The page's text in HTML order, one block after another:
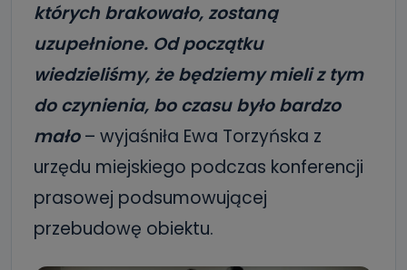
których brakowało, zostaną
uzupełnione. Od początku
wiedzieliśmy, że będziemy mieli z tym
do czynienia, bo czasu było bardzo
mało– wyjaśniła Ewa Torzyńska z
urzędu miejskiego podczas konferencji
prasowej podsumowującej
przebudowę obiektu.